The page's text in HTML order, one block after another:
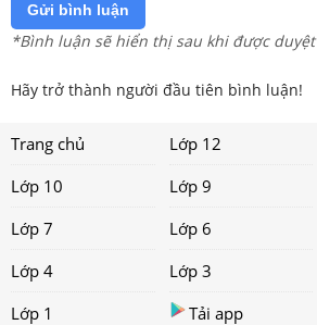
Gửi bình luận
*Bình luận sẽ hiển thị sau khi được duyệt
Hãy trở thành người đầu tiên bình luận!
Trang chủ Lớp 12
Lớp 10
Lớp 9
Lớp 7
Lớp 6
Lớp 4
Lớp 3
Lớp 1
Tải app